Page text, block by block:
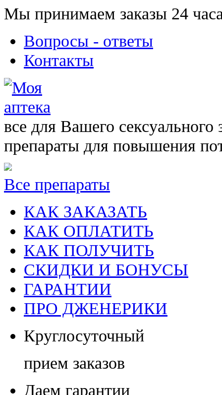
Мы принимаем заказы 24
Вопросы - ответы
Контакты
все для Вашего сексуального
препараты для повышения
Все препараты
КАК ЗАКАЗАТЬ
КАК ОПЛАТИТЬ
КАК ПОЛУЧИТЬ
СКИДКИ И БОНУСЫ
ГАРАНТИИ
ПРО ДЖЕНЕРИКИ
Круглосуточный
прием заказов
Даем гарантии